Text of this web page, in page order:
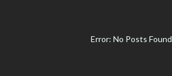
Error: No Posts Found